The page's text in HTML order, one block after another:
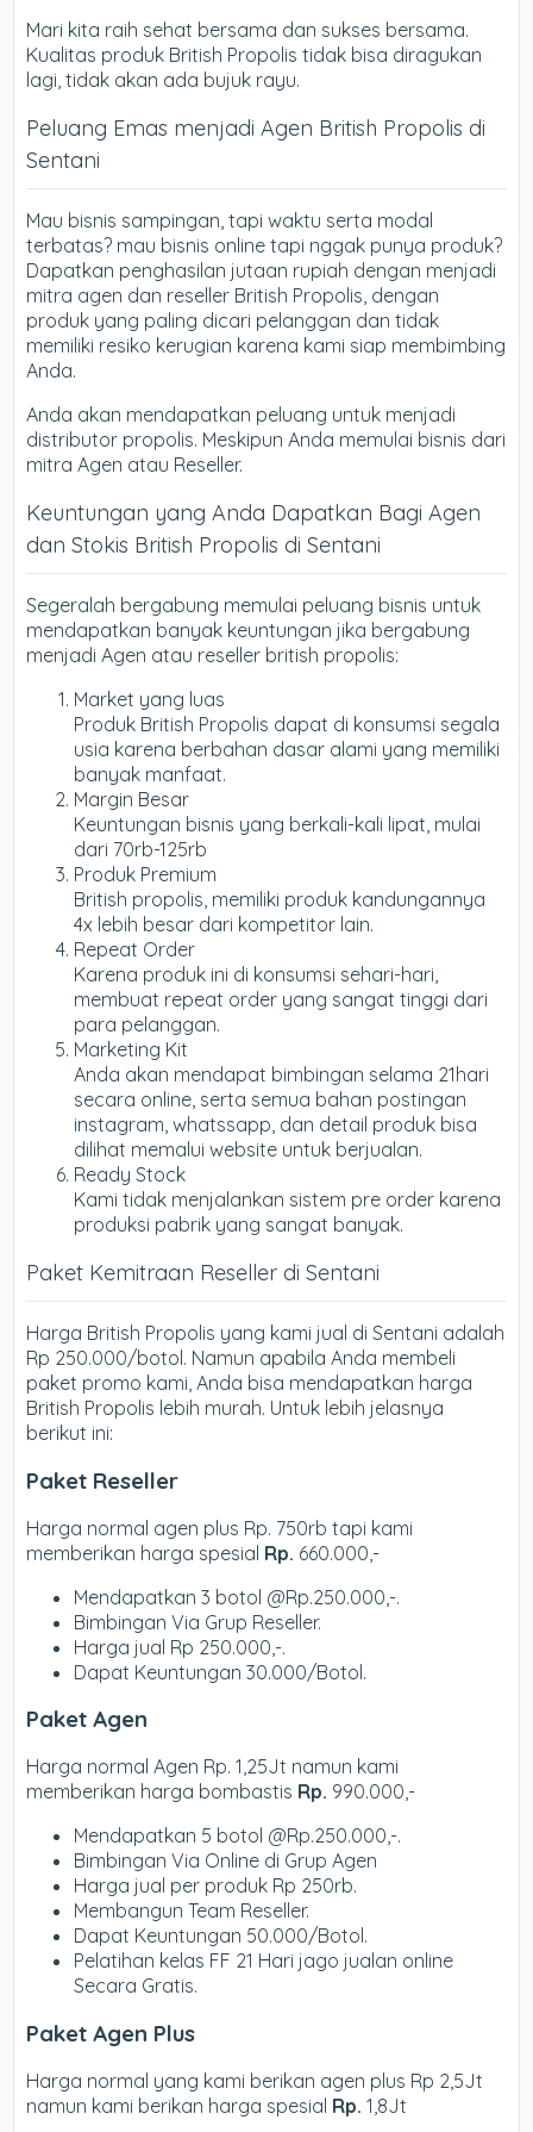
Mari kita raih sehat bersama dan sukses bersama.
Kualitas produk British Propolis tidak bisa diragukan
lagi, tidak akan ada bujuk rayu.
Peluang Emas menjadi Agen British Propolis di
Sentani
Mau bisnis sampingan, tapi waktu serta modal
terbatas? mau bisnis online tapi nggak punya produk?
Dapatkan penghasilan jutaan rupiah dengan menjadi
mitra agen dan reseller British Propolis, dengan
produk yang paling dicari pelanggan dan tidak
memiliki resiko kerugian karena kami siap membimbing
Anda.
Anda akan mendapatkan peluang untuk menjadi
distributor propolis. Meskipun Anda memulai bisnis dari
mitra Agen atau Reseller.
Keuntungan yang Anda Dapatkan Bagi Agen
dan Stokis British Propolis di Sentani
Segeralah bergabung memulai peluang bisnis untuk
mendapatkan banyak keuntungan jika bergabung
menjadi Agen atau reseller british propolis:
Market yang luas
Produk British Propolis dapat di konsumsi segala
usia karena berbahan dasar alami yang memiliki
banyak manfaat.
Margin Besar
Keuntungan bisnis yang berkali-kali lipat, mulai
dari 70rb-125rb
Produk Premium
British propolis, memiliki produk kandungannya
4x lebih besar dari kompetitor lain.
Repeat Order
Karena produk ini di konsumsi sehari-hari,
membuat repeat order yang sangat tinggi dari
para pelanggan.
Marketing Kit
Anda akan mendapat bimbingan selama 21hari
secara online, serta semua bahan postingan
instagram, whatssapp, dan detail produk bisa
dilihat memalui website untuk berjualan.
Ready Stock
Kami tidak menjalankan sistem pre order karena
produksi pabrik yang sangat banyak.
Paket Kemitraan Reseller di Sentani
Harga British Propolis yang kami jual di Sentani adalah
Rp 250.000/botol. Namun apabila Anda membeli
paket promo kami, Anda bisa mendapatkan harga
British Propolis lebih murah. Untuk lebih jelasnya
berikut ini:
Paket Reseller
Harga normal agen plus Rp. 750rb tapi kami
memberikan harga spesial Rp. 660.000,-
Mendapatkan 3 botol @Rp.250.000,-.
Bimbingan Via Grup Reseller.
Harga jual Rp 250.000,-.
Dapat Keuntungan 30.000/Botol.
Paket Agen
Harga normal Agen Rp. 1,25Jt namun kami
memberikan harga bombastis Rp. 990.000,-
Mendapatkan 5 botol @Rp.250.000,-.
Bimbingan Via Online di Grup Agen
Harga jual per produk Rp 250rb.
Membangun Team Reseller.
Dapat Keuntungan 50.000/Botol.
Pelatihan kelas FF 21 Hari jago jualan online
Secara Gratis.
Paket Agen Plus
Harga normal yang kami berikan agen plus Rp 2,5Jt
namun kami berikan harga spesial Rp. 1,8Jt